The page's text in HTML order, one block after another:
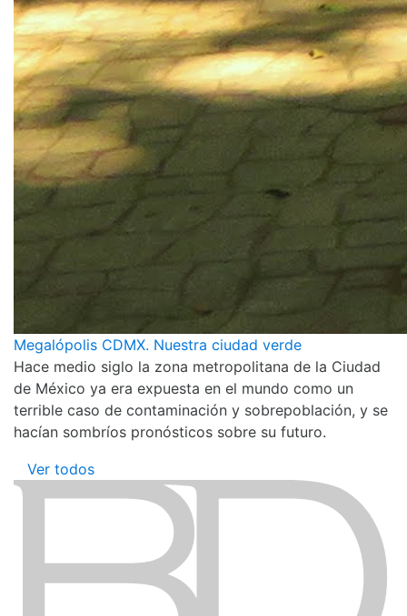
Megalópolis CDMX. Nuestra ciudad verde
Hace medio siglo la zona metropolitana de la Ciudad
de México ya era expuesta en el mundo como un
terrible caso de contaminación y sobrepoblación, y se
hacían sombríos pronósticos sobre su futuro.
Ver todos